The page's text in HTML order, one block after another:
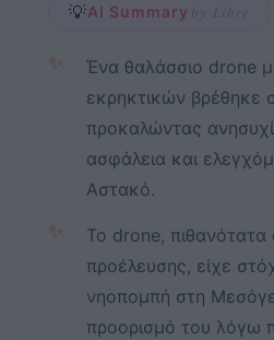
💡AI Summary by Libre
✨
Ένα θαλάσσιο drone
εκρηκτικών βρέθηκε
προκαλώντας
ασφάλεια και
Αστακό.
✨
Το drone, πιθανότατα
προέλευσης, είχε
νηοπομπή στη
προορισμό του λόγω